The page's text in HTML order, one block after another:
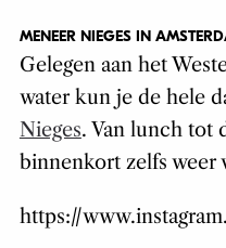
MENEER NIEGES IN
Gelegen aan het
water kun je de hele
Nieges. Van lunch tot
binnenkort zelfs weer
https://